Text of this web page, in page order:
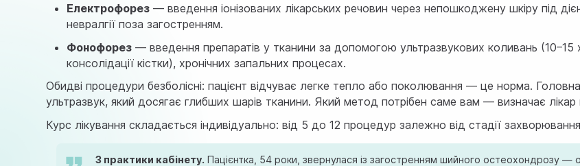
Електрофорез — введення іонізованих лікарських речовин через непошкоджену шкіру під
невралгії поза загостренням.
Фонофорез — введення препаратів у тканини за допомогою ультразвукових коливань (10–15
консолідації кістки), хронічних запальних процесах.
Обидві процедури безболісні: пацієнт відчуває легке тепло або поколювання — це норма.
ультразвук, який досягає глибших шарів тканини. Який метод потрібен саме вам — визначає
Курс лікування складається індивідуально: від 5 до 12 процедур залежно від стадії
З практики кабінету. Пацієнтка, 54 роки, звернулася із загостренням шийного остеохондрозу —